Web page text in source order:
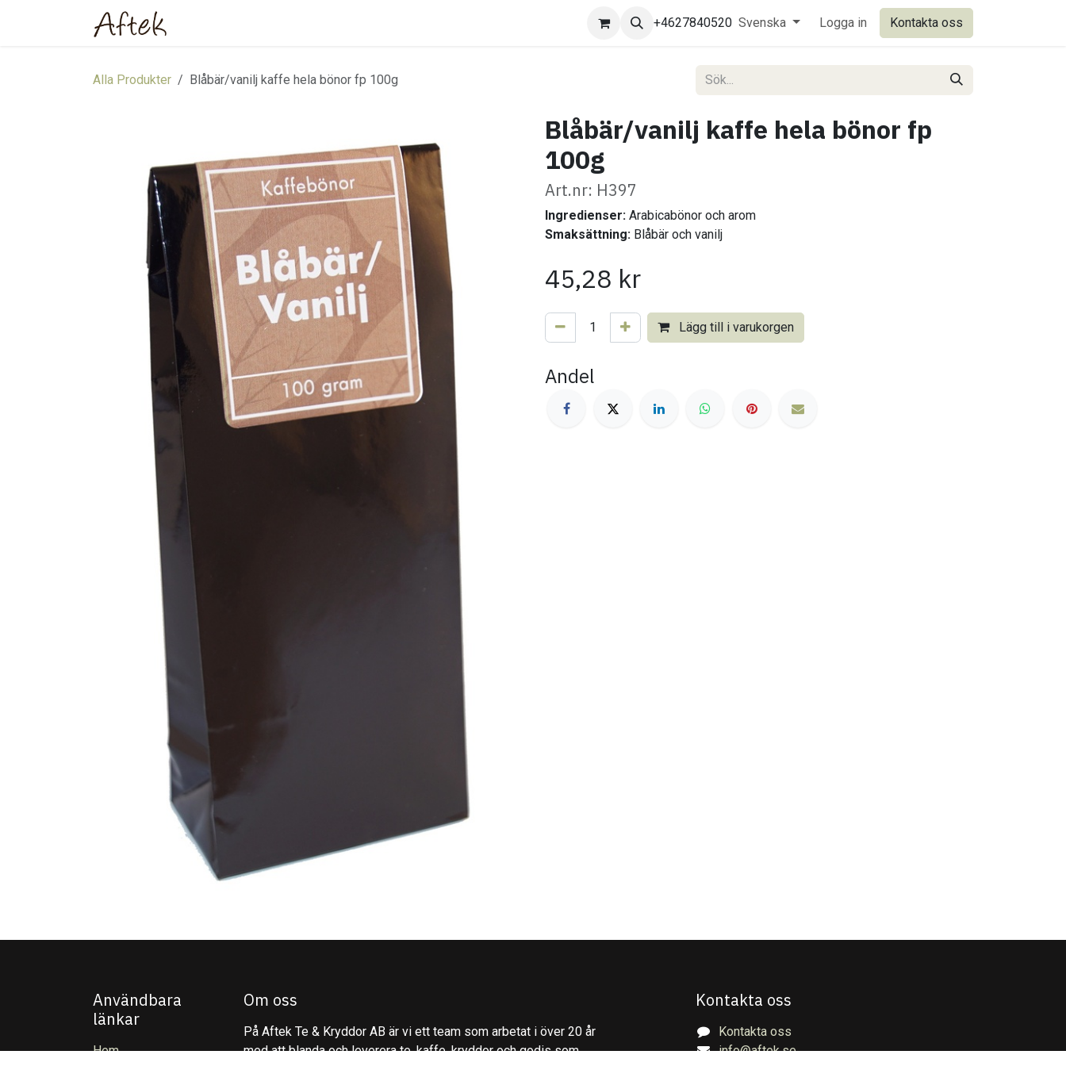
+4627840520 Svenska Logga in Kontakta oss
Alla Produkter Blåbär/vanilj kaffe hela bönor fp 100g
Blåbär/vanilj kaffe hela bönor fp
100g
Art.nr: H397
Ingredienser: Arabicabönor och arom
Smaksättning: Blåbär och vanilj
45,28 kr
Lägg till i varukorgen
Andel
Användbara
länkar
Hem
Om oss
På Aftek Te & Kryddor AB är vi ett team som arbetat i över 20 år
med att blanda och leverera te, kaffe, kryddor och godis som
Kontakta oss
Kontakta oss
info@aftek.se